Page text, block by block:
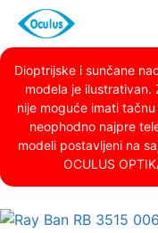
Dioptrijske i sunčane
modela je
nije moguće imati
neophodno najpre
modeli postavljeni na
OCULUS